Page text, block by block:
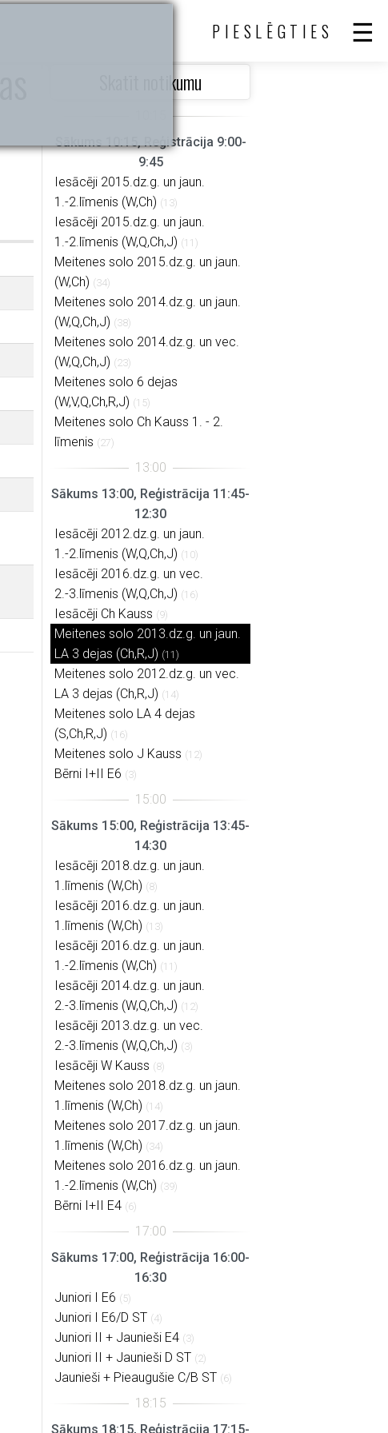
PIESLĒGTIES
Skatīt notikumu
Sākums 10:15, Reģistrācija 9:00-
9:45
Iesācēji 2015.dz.g. un jaun.
1.-2.līmenis (W,Ch) (13)
Iesācēji 2015.dz.g. un jaun.
1.-2.līmenis (W,Q,Ch,J) (11)
Meitenes solo 2015.dz.g. un jaun.
(W,Ch) (34)
Meitenes solo 2014.dz.g. un jaun.
(W,Q,Ch,J) (38)
Meitenes solo 2014.dz.g. un vec.
(W,Q,Ch,J) (23)
Meitenes solo 6 dejas
(W,V,Q,Ch,R,J) (15)
Meitenes solo Ch Kauss 1. - 2.
līmenis (27)
Sākums 13:00, Reģistrācija 11:45-
12:30
Iesācēji 2012.dz.g. un jaun.
1.-2.līmenis (W,Q,Ch,J) (10)
Iesācēji 2016.dz.g. un vec.
2.-3.līmenis (W,Q,Ch,J) (16)
Iesācēji Ch Kauss (9)
Meitenes solo 2013.dz.g. un jaun.
LA 3 dejas (Ch,R,J) (11)
Meitenes solo 2012.dz.g. un vec.
LA 3 dejas (Ch,R,J) (14)
Meitenes solo LA 4 dejas
(S,Ch,R,J) (16)
Meitenes solo J Kauss (12)
Bērni I+II E6 (3)
Sākums 15:00, Reģistrācija 13:45-
14:30
Iesācēji 2018.dz.g. un jaun.
1.līmenis (W,Ch) (8)
Iesācēji 2016.dz.g. un jaun.
1.līmenis (W,Ch) (13)
Iesācēji 2016.dz.g. un jaun.
1.-2.līmenis (W,Ch) (11)
Iesācēji 2014.dz.g. un jaun.
2.-3.līmenis (W,Q,Ch,J) (12)
Iesācēji 2013.dz.g. un vec.
2.-3.līmenis (W,Q,Ch,J) (3)
Iesācēji W Kauss (8)
Meitenes solo 2018.dz.g. un jaun.
1.līmenis (W,Ch) (14)
Meitenes solo 2017.dz.g. un jaun.
1.līmenis (W,Ch) (34)
Meitenes solo 2016.dz.g. un jaun.
1.-2.līmenis (W,Ch) (39)
Bērni I+II E4 (6)
Sākums 17:00, Reģistrācija 16:00-
16:30
Juniori I E6 (5)
Juniori I E6/D ST (4)
Juniori II + Jaunieši E4 (3)
Juniori II + Jaunieši D ST (2)
Jaunieši + Pieaugušie C/B ST (6)
Sākums 18:15, Reģistrācija 17:15-